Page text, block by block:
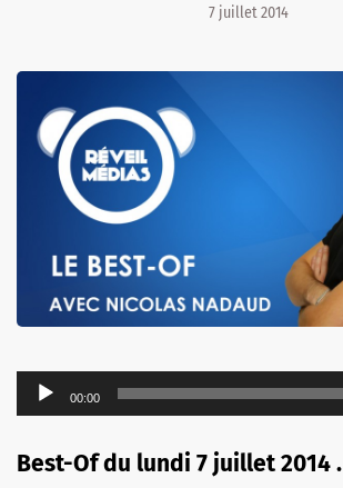
7 juillet 2014
Lecteur
audio
00:00
Best-Of du lundi 7 juillet 2014 .